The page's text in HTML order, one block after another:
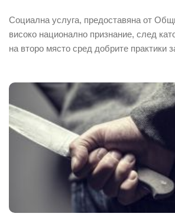
Социална услуга, предоставяна от
високо национално признание, след
на второ място сред добрите практики